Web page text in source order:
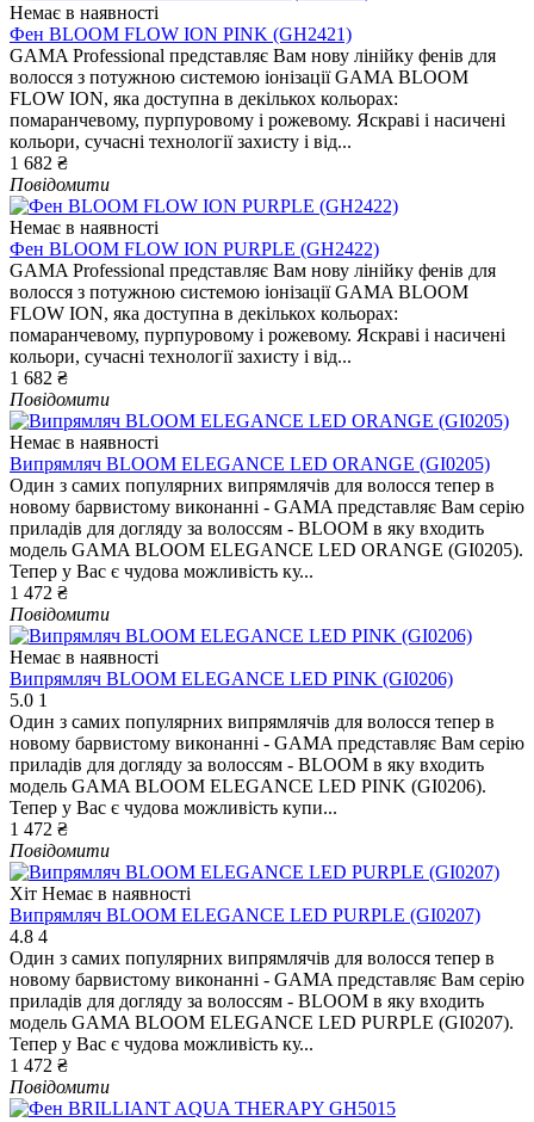
Немає в наявності
Фен BLOOM FLOW ION PINK (GH2421)
GAMA Professional представляє Вам нову лінійку фенів для
волосся з потужною системою іонізації GAMA BLOOM
FLOW ION, яка доступна в декількох кольорах:
помаранчевому, пурпуровому і рожевому. Яскраві і насичені
кольори, сучасні технології захисту і від...
1 682 ₴
Повідомити
Немає в наявності
Фен BLOOM FLOW ION PURPLE (GH2422)
GAMA Professional представляє Вам нову лінійку фенів для
волосся з потужною системою іонізації GAMA BLOOM
FLOW ION, яка доступна в декількох кольорах:
помаранчевому, пурпуровому і рожевому. Яскраві і насичені
кольори, сучасні технології захисту і від...
1 682 ₴
Повідомити
Немає в наявності
Випрямляч BLOOM ELEGANCE LED ORANGE (GI0205)
Один з самих популярних випрямлячів для волосся тепер в
новому барвистому виконанні - GAMA представляє Вам серію
приладів для догляду за волоссям - BLOOM в яку входить
модель GAMA BLOOM ELEGANCE LED ORANGE (GI0205).
Тепер у Вас є чудова можливість ку...
1 472 ₴
Повідомити
Немає в наявності
Випрямляч BLOOM ELEGANCE LED PINK (GI0206)
5.0 1
Один з самих популярних випрямлячів для волосся тепер в
новому барвистому виконанні - GAMA представляє Вам серію
приладів для догляду за волоссям - BLOOM в яку входить
модель GAMA BLOOM ELEGANCE LED PINK (GI0206).
Тепер у Вас є чудова можливість купи...
1 472 ₴
Повідомити
Хіт Немає в наявності
Випрямляч BLOOM ELEGANCE LED PURPLE (GI0207)
4.8 4
Один з самих популярних випрямлячів для волосся тепер в
новому барвистому виконанні - GAMA представляє Вам серію
приладів для догляду за волоссям - BLOOM в яку входить
модель GAMA BLOOM ELEGANCE LED PURPLE (GI0207).
Тепер у Вас є чудова можливість ку...
1 472 ₴
Повідомити